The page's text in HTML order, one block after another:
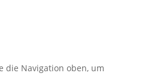
die Navigation oben, um